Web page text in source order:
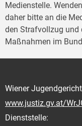
Medienstelle.
daher bitte an die
den Strafvollzug und
Maßnahmen im
Wiener
www.justiz.gv.at/
Dienststelle: